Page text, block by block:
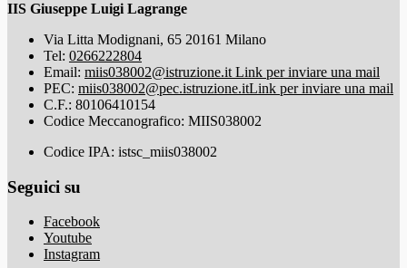
IIS Giuseppe Luigi Lagrange
Via Litta Modignani, 65 20161 Milano
Tel: 0266222804
Email: miis038002@istruzione.it Link per inviare una mail
PEC: miis038002@pec.istruzione.itLink per inviare una mail
C.F.: 80106410154
Codice Meccanografico: MIIS038002
Codice IPA: istsc_miis038002
Seguici su
Facebook
Youtube
Instagram